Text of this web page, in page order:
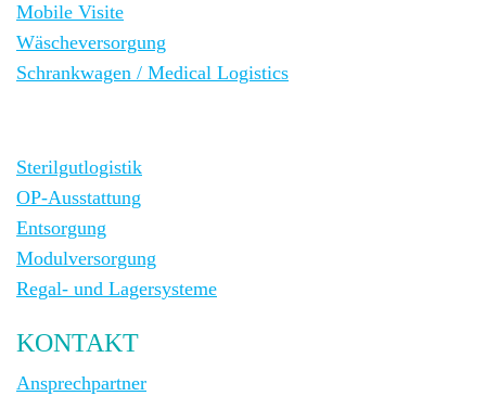
Mobile Visite
Wäscheversorgung
Schrankwagen / Medical Logistics
Sterilgutlogistik
OP-Ausstattung
Entsorgung
Modulversorgung
Regal- und Lagersysteme
KONTAKT
Ansprechpartner